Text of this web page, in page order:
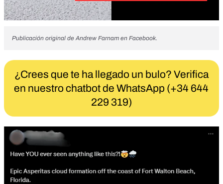
Publicación original de Andrew Farnam en Facebook.
¿Crees que te ha llegado un bulo? Verifica
en nuestro chatbot de WhatsApp (+34 644
229 319)